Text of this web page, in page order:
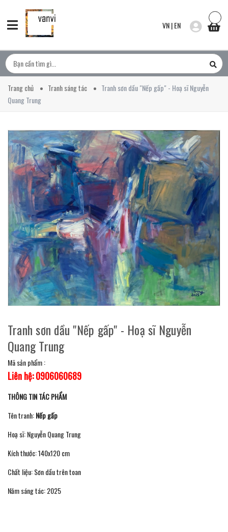
VN|EN
Trang chủ Tranh sáng tác
Tranh sơn dầu "Nếp gấp" - Hoạ sĩ Nguyễn
Quang Trung
Tranh sơn dầu "Nếp gấp" - Hoạ sĩ Nguyễn
Quang Trung
Mã sản phẩm :
Liên hệ: 0906060689
THÔNG TIN TÁC PHẨM
Tên tranh:Nếp gấp
Hoạ sĩ: Nguyễn Quang Trung
Kích thước: 140x120 cm
Chất liệu: Sơn dầu trên toan
Năm sáng tác: 2025